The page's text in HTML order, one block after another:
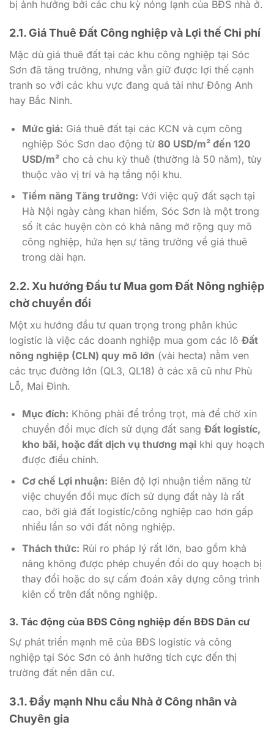
bị ảnh hưởng bởi các chu kỳ nóng lạnh của BĐS nhà ở.
2.1. Giá Thuê Đất Công nghiệp và Lợi thế Chi phí
Mặc dù giá thuê đất tại các khu công nghiệp tại Sóc
Sơn đã tăng trưởng, nhưng vẫn giữ được lợi thế cạnh
tranh so với các khu vực đang quá tải như Đông Anh
hay Bắc Ninh.
Mức giá: Giá thuê đất tại các KCN và cụm công
nghiệp Sóc Sơn dao động từ 80 USD/m² đến 120
USD/m²cho cả chu kỳ thuê (thường là 50 năm), tùy
thuộc vào vị trí và hạ tầng nội khu.
Tiềm năng Tăng trưởng: Với việc quỹ đất sạch tại
Hà Nội ngày càng khan hiếm, Sóc Sơn là một trong
số ít các huyện còn có khả năng mở rộng quy mô
công nghiệp, hứa hẹn sự tăng trưởng về giá thuê
trong dài hạn.
2.2. Xu hướng Đầu tư Mua gom Đất Nông nghiệp
chờ chuyển đổi
Một xu hướng đầu tư quan trọng trong phân khúc
logistíc là việc các doanh nghiệp mua gom các lô Đất
nông nghiệp (CLN) quy mô lớn (vài hecta) nằm ven
các trục đường lớn (QL3, QL18) ở các xã cũ như Phù
Lỗ, Mai Đình.
Mục đích: Không phải để trồng trọt, mà để chờ xin
chuyển đổi mục đích sử dụng đất sang Đất logistíc,
kho bãi, hoặc đất dịch vụ thương mạikhi quy hoạch
được điều chỉnh.
Cơ chế Lợi nhuận: Biên độ lợi nhuận tiềm năng từ
việc chuyển đổi mục đích sử dụng đất này là rất
cao, bởi giá đất logistíc/công nghiệp cao hơn gấp
nhiều lần so với đất nông nghiệp.
Thách thức: Rủi ro pháp lý rất lớn, bao gồm khả
năng không được phép chuyển đổi do quy hoạch bị
thay đổi hoặc do sự cấm đoán xây dựng công trình
kiên cố trên đất nông nghiệp.
3. Tác động của BĐS Công nghiệp đến BĐS Dân cư
Sự phát triển mạnh mẽ của BĐS logistíc và công
nghiệp tại Sóc Sơn có ảnh hưởng tích cực đến thị
trường đất nền dân cư.
3.1. Đẩy mạnh Nhu cầu Nhà ở Công nhân và
Chuyên gia